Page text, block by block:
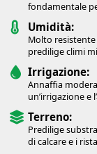
fondamentale
Umidità:
Molto resistente
predilige climi
Irrigazione:
Annaffia
un’irrigazione e
Terreno:
Predilige
di calcare e i